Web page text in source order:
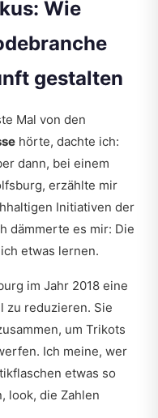
Wie
gestalten
Mal von den
hörte, dachte ich:
dann, bei einem
erzählte mir
Initiativen der
dämmerte es mir: Die
etwas lernen.
im Jahr 2018 eine
zu reduzieren. Sie
um Trikots
Ich meine, wer
etwas so
look, die Zahlen